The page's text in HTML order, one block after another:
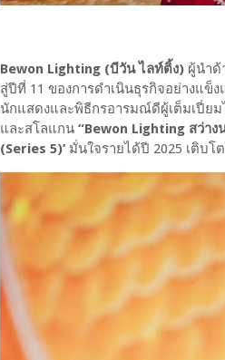
Bewon Lighting (บีวัน ไลท์ติ้ง) ผู้นำด้
สู่ปีที่ 11 ของการดำเนินธุรกิจอย่างแข็
นักแสดงและพิธีกรอารมณ์ดีผู้เต็มเปี่ย
และสโลแกน “Bewon Lighting สว่าง
(Series 5)’ มั่นใจรายได้ปี 2025 เติบโ